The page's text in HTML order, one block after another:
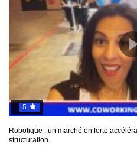
5
Robotique : un marché en forte
structuration